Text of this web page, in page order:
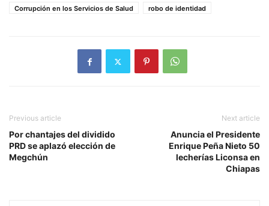
Corrupción en los Servicios de Salud
robo de identidad
Previous article
Por chantajes del dividido
PRD se aplazó elección de
Megchún
Next article
Anuncia el Presidente
Enrique Peña Nieto 50
lecherías Liconsa en
Chiapas